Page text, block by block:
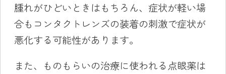
腫れがひどいときはもちろん、症状が軽い場
合もコンタクトレンズの装着の刺激で症状が
悪化する可能性があります。
また、ものもらいの治療に使われる点眼薬は